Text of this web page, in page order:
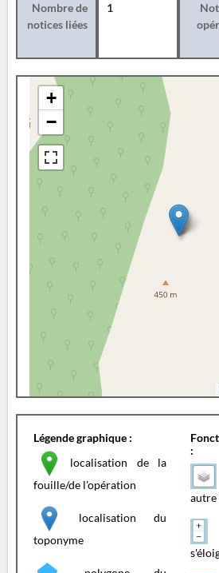
Nombre de
notices liées
1
+
−
Légende graphique :
localisation de la
fouille/de l'opération
localisation du
toponyme
:
autre